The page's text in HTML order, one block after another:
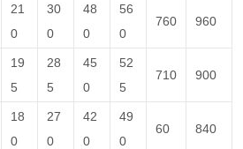
21
0
30
0
48
0
56
0
760 960
19
5
28
5
45
0
52
5
710 900
18
0
27
0
42
0
49
0
60 840